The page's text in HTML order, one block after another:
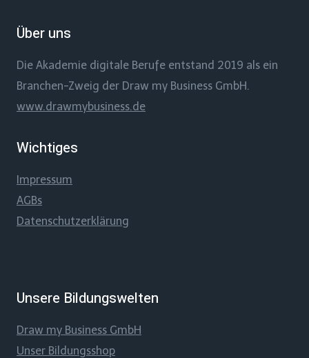
Über uns
Die Akademie digitale Berufe entstand 2019 als ein
Branchen-Zweig der Draw my Business GmbH.
www.drawmybusiness.de
Wichtiges
Impressum
AGBs
Datenschutzerklärung
Unsere Bildungswelten
Draw my Business GmbH
Unser Bildungsshop